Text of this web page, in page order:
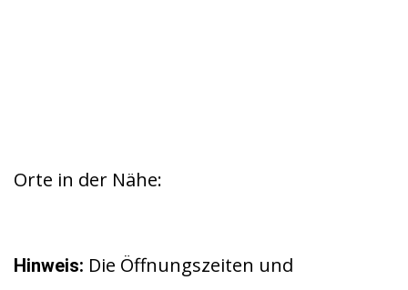
Orte in der Nähe:
Hinweis: Die Öffnungszeiten und